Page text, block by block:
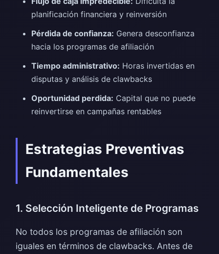
planificación financiera y reinversión
Pérdida de confianza: Genera desconfianza
hacia los programas de afiliación
Tiempo administrativo: Horas invertidas en
disputas y análisis de clawbacks
Oportunidad perdida: Capital que no puede
reinvertirse en campañas rentables
Estrategias Preventivas
Fundamentales
1. Selección Inteligente de Programas
No todos los programas de afiliación son
iguales en términos de clawbacks. Antes de